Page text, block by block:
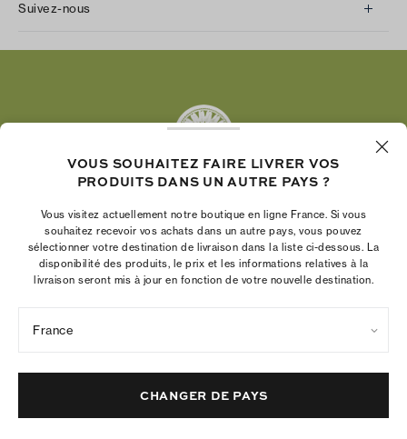
Suivez-nous
Pinterest
La Fondation Tory Burch renforce le pouvoir
économique des femmes en aidant les
entrepreneures à créer des entreprises pérennes
Paramètres des cookies
Mentions légales Plan du site
VOUS SOUHAITEZ FAIRE LIVRER VOS
PRODUITS DANS UN AUTRE PAYS ?
Vous visitez actuellement notre boutique en ligne France. Si vous
souhaitez recevoir vos achats dans un autre pays, vous pouvez
sélectionner votre destination de livraison dans la liste ci-dessous. La
disponibilité des produits, le prix et les informations relatives à la
livraison seront mis à jour en fonction de votre nouvelle destination.
France
CHANGER DE PAYS